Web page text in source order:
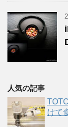
人気の記事
けて